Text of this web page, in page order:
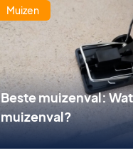
Muizen
Beste muizenval:
muizenval?